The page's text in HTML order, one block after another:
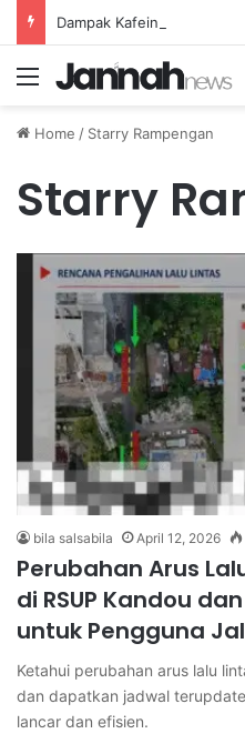
Menu
Home / Starry Rampengan
Starry
bila salsabila April 12, 2026
Perubahan Arus
di RSUP Kandou
untuk Pengguna
Ketahui perubahan arus lalu
dan dapatkan jadwal
lancar dan efisien.